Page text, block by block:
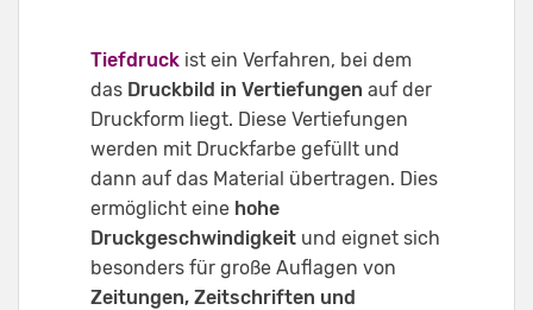
Tiefdruck ist ein Verfahren, bei dem
das Druckbild in Vertiefungen auf der
Druckform liegt. Diese Vertiefungen
werden mit Druckfarbe gefüllt und
dann auf das Material übertragen. Dies
ermöglicht eine hohe
Druckgeschwindigkeit und eignet sich
besonders für große Auflagen von
Zeitungen, Zeitschriften und